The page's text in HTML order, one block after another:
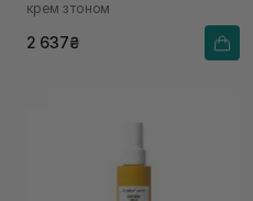
крем з тоном
2 637₴